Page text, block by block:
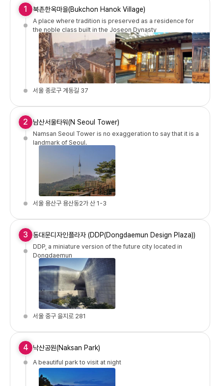
1 북촌한옥마을(Bukchon Hanok Village)
A place where tradition is preserved as a residence for
the noble class built in the Joseon Dynasty
서울 종로구 계동길 37
2 남산서울타워(N Seoul Tower)
Namsan Seoul Tower is no exaggeration to say that it is a
landmark of Seoul.
서울 용산구 용산동2가 산 1-3
3 동대문디자인플라자 (DDP(Dongdaemun Design Plaza))
DDP, a miniature version of the future city located in
Dongdaemun
서울 중구 을지로 281
4 낙산공원(Naksan Park)
A beautiful park to visit at night